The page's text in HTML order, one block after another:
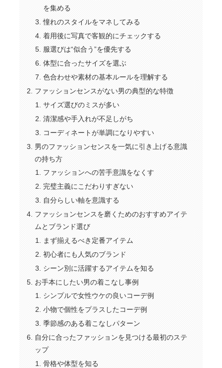
を集める
憧れのスタイルをマネしてみる
着用後に写真で客観的にチェックする
服選びは“似合う”を優先する
体型に合ったサイズを選ぶ
色合わせや素材の基本ルールを理解する
ファッションセンスがない男の典型的な特徴
サイズ選びのミスが多い
清潔感や手入れが不足しがち
コーディネートが単調になりやすい
男のファッションセンスを一気に引き上げる意識
の持ち方
ファッションへの苦手意識をなくす
完璧主義にこだわりすぎない
自分らしい軸を意識する
ファッションセンスを磨くためのおすすめアイテ
ムとブランド選び
まず揃えるべき定番アイテム
初心者にも人気のブランド
シーン別に活躍するアイテムを知る
お手本にしたい男の着こなし事例
シンプルで女性ウケの良いコーデ例
小物で個性をプラスしたコーデ例
季節感のある着こなしパターン
自分に合ったファッションを見つける最初のステ
ップ
骨格や体型を知る